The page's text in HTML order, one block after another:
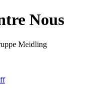
Nous
Meidling